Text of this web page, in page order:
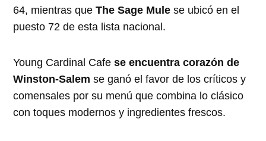
64, mientras que The Sage Mule se ubicó en el
puesto 72 de esta lista nacional.
Young Cardinal Cafe se encuentra corazón de
Winston-Salem se ganó el favor de los críticos y
comensales por su menú que combina lo clásico
con toques modernos y ingredientes frescos.